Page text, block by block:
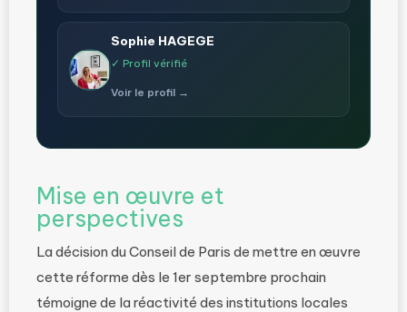
Sophie HAGEGE
✓ Profil vérifié
Voir le profil →
Mise en œuvre et
perspectives
La décision du Conseil de Paris de mettre en œuvre
cette réforme dès le 1er septembre prochain
témoigne de la réactivité des institutions locales